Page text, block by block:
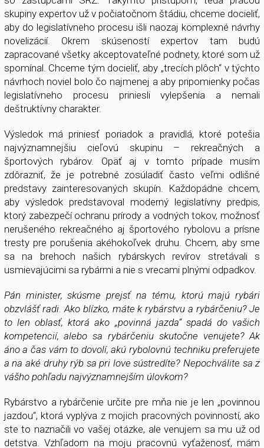
skupiny expertov už v počiatočnom štádiu, chceme docieliť,
aby do legislatívneho procesu išli naozaj komplexné návrhy
novelizácií. Okrem skúseností expertov tam budú
zapracované všetky akceptovateľné podnety, ktoré som už
spomínal. Chceme tým docieliť, aby „trecích plôch“ v týchto
návrhoch noviel bolo čo najmenej a aby pripomienky počas
legislatívneho procesu priniesli vylepšenia a nemali
deštruktívny charakter.
Výsledok má priniesť poriadok a pravidlá, ktoré potešia
najvýznamnejšiu cieľovú skupinu – rekreačných a
športových rybárov. Opäť aj v tomto prípade musím
zdôrazniť, že je potrebné zosúladiť často veľmi odlišné
predstavy zainteresovaných skupín. Každopádne chcem,
aby výsledok predstavoval moderný legislatívny predpis,
ktorý zabezpečí ochranu prírody a vodných tokov, možnosť
nerušeného rekreačného aj športového rybolovu a prísne
tresty pre porušenia akéhokoľvek druhu. Chcem, aby sme
sa na brehoch našich rybárskych revírov stretávali s
usmievajúcimi sa rybármi a nie s vrecami plnými odpadkov.
Pán minister, skúsme prejsť na tému, ktorú majú rybári
obzvlášť radi. Ako blízko, máte k rybárstvu a rybárčeniu? Je
to len oblasť, ktorá ako „povinná jazda“ spadá do vašich
kompetencií, alebo sa rybárčeniu skutočne venujete? Ak
áno a čas vám to dovolí, akú rybolovnú techniku preferujete
a na aké druhy rýb sa pri love sústredíte? Nepochválite sa z
vášho pohľadu najvýznamnejším úlovkom?
Rybárstvo a rybárčenie určite pre mňa nie je len „povinnou
jazdou“, ktorá vyplýva z mojich pracovných povinností, ako
ste to naznačili vo vašej otázke, ale venujem sa mu už od
detstva. Vzhľadom na moju pracovnú vyťaženosť, mám